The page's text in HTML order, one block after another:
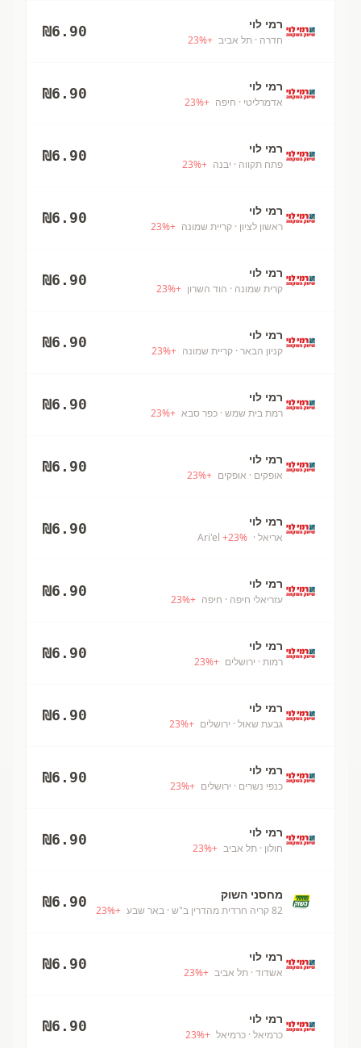
רמי לוי
חדרה · תל אביב +
23%
₪6.90
רמי לוי
אדמרליטי · חיפה +
23%
₪6.90
רמי לוי
פתח תקווה · יבנה +
23%
₪6.90
רמי לוי
ראשון לציון · קריית שמונה +
23%
₪6.90
רמי לוי
קרית שמונה · הוד השרון +
23%
₪6.90
רמי לוי
קניון הבאר · קריית שמונה +
23%
₪6.90
רמי לוי
רמת בית שמש · כפר סבא +
23%
₪6.90
רמי לוי
אופקים · אופקים +
23%
₪6.90
רמי לוי
אריאל · Ari'el
+23%
₪6.90
רמי לוי
עזריאלי חיפה · חיפה +
23%
₪6.90
רמי לוי
רמות · ירושלים +
23%
₪6.90
רמי לוי
גבעת שאול · ירושלים +
23%
₪6.90
רמי לוי
כנפי נשרים · ירושלים +
23%
₪6.90
רמי לוי
חולון · תל אביב +
23%
₪6.90
מחסני השוק
82 קריה חרדית מהדרין ב"ש · באר שבע +
23%
₪6.90
רמי לוי
אשדוד · תל אביב +
23%
₪6.90
רמי לוי
כרמיאל · כרמיאל +
23%
₪6.90